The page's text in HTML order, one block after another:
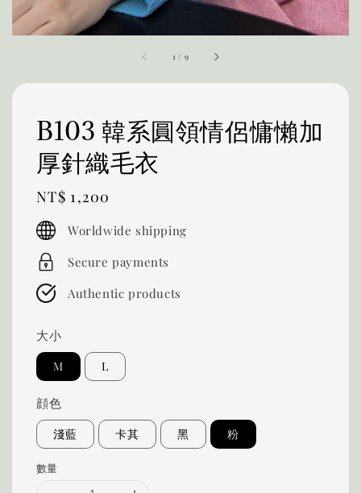
1 / 9
B103 韓系圓領情侶慵懶加
厚針織毛衣
Regular
price
NT$ 1,200
Worldwide shipping
Secure payments
Authentic products
大小
M L
顔色
淺藍 卡其 黑 粉
數量